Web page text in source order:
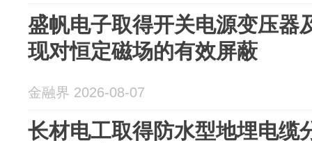
盛帆电子取得开关电源变压器
现对恒定磁场的有效屏蔽
金融界 2026-08-07
长材电工取得防水型地埋电缆